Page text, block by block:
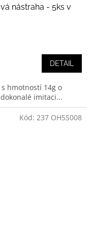
nástraha - 5ks v
DETAIL
hmotností 14g o
imitaci...
Kód: 237 OH5S008